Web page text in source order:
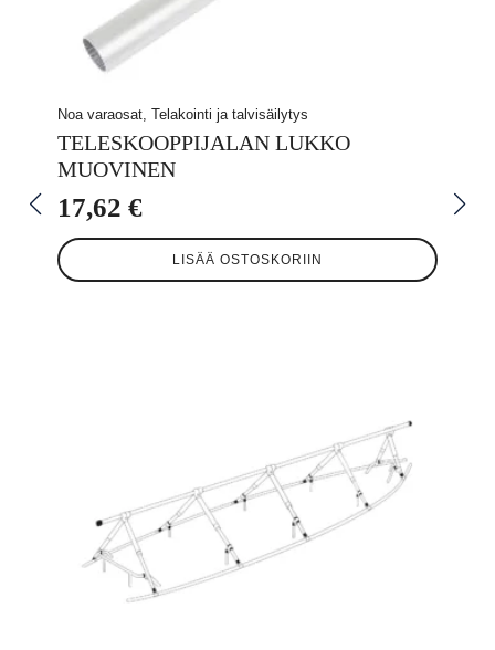
Noa varaosat, Telakointi ja talvisäilytys
TELESKOOPPIJALAN LUKKO
MUOVINEN
17,62 €
LISÄÄ OSTOSKORIIN